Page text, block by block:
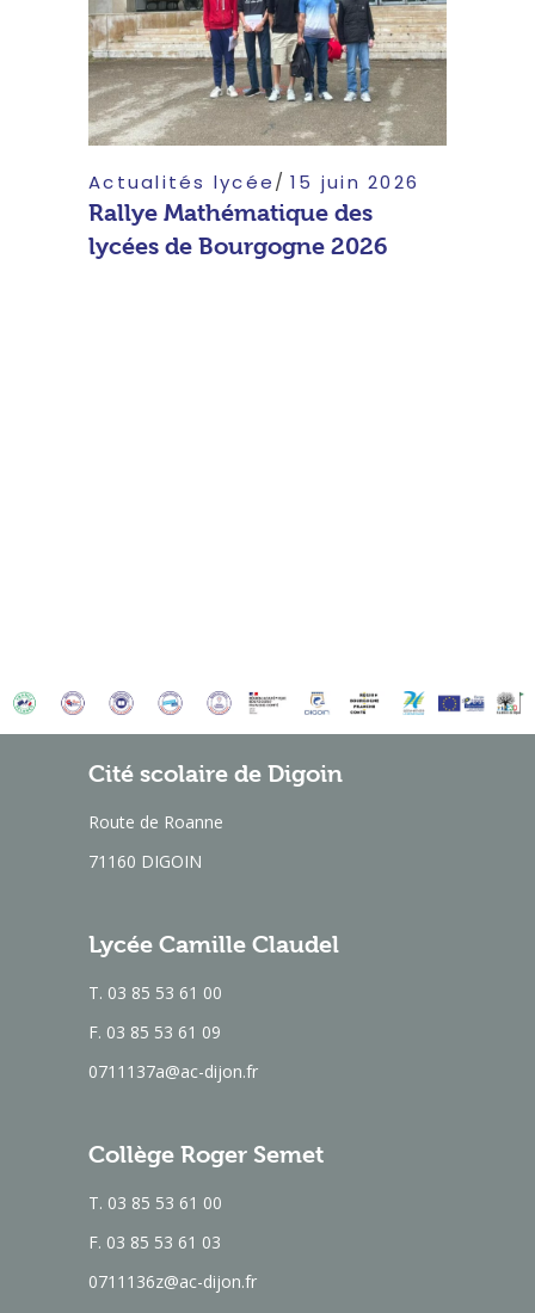
Actualités lycée 15 juin 2026
Rallye Mathématique des
lycées de Bourgogne 2026
Cité scolaire de Digoin
Route de Roanne
71160 DIGOIN
Lycée Camille Claudel
T. 03 85 53 61 00
F. 03 85 53 61 09
0711137a@ac-dijon.fr
Collège Roger Semet
T. 03 85 53 61 00
F. 03 85 53 61 03
0711136z@ac-dijon.fr